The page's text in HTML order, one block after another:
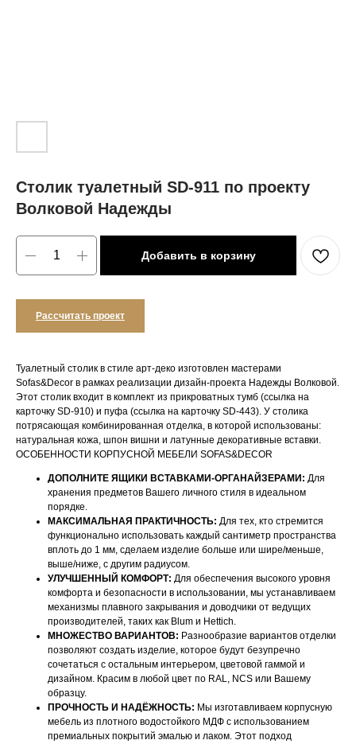
Столик туалетный SD-911 по проекту
Волковой Надежды
Добавить в корзину
Рассчитать проект
Туалетный столик в стиле арт-деко изготовлен мастерами
Sofas&Decor в рамках реализации дизайн-проекта Надежды Волковой.
Этот столик входит в комплект из прикроватных тумб (ссылка на
карточку SD-910) и пуфа (ссылка на карточку SD-443). У столика
потрясающая комбинированная отделка, в которой использованы:
натуральная кожа, шпон вишни и латунные декоративные вставки.
ОСОБЕННОСТИ КОРПУСНОЙ МЕБЕЛИ SOFAS&DECOR
ДОПОЛНИТЕ ЯЩИКИ ВСТАВКАМИ-ОРГАНАЙЗЕРАМИ: Для
хранения предметов Вашего личного стиля в идеальном
порядке.
МАКСИМАЛЬНАЯ ПРАКТИЧНОСТЬ: Для тех, кто стремится
функционально использовать каждый сантиметр пространства
вплоть до 1 мм, сделаем изделие больше или шире/меньше,
выше/ниже, с другим радиусом.
УЛУЧШЕННЫЙ КОМФОРТ: Для обеспечения высокого уровня
комфорта и безопасности в использовании, мы устанавливаем
механизмы плавного закрывания и доводчики от ведущих
производителей, таких как Blum и Hettich.
МНОЖЕСТВО ВАРИАНТОВ: Разнообразие вариантов отделки
позволяют создать изделие, которое будут безупречно
сочетаться с остальным интерьером, цветовой гаммой и
дизайном. Красим в любой цвет по RAL, NCS или Вашему
образцу.
ПРОЧНОСТЬ И НАДЁЖНОСТЬ: Мы изготавливаем корпусную
мебель из плотного водостойкого МДФ с использованием
премиальных покрытий эмалью и лаком. Этот подход
НАШИ МЕНЕДЖЕРЫ ГОТОВЫ